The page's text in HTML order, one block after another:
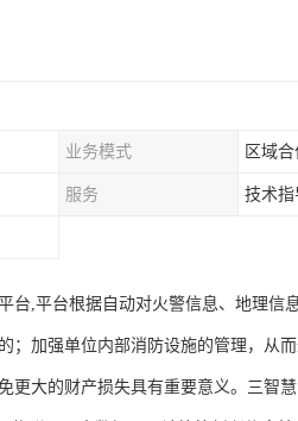
业务模式 区域
服务 技术
台,平台根据自动对火警信息、地理信
；加强单位内部消防设施的管理，从
更大的财产损失具有重要意义。三智